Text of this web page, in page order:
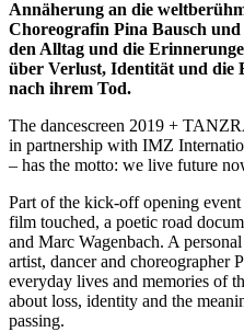
Annäherung an die
Choreografin Pina Bausch
den Alltag und die
über Verlust, Identität und die
nach ihrem Tod.
The dancescreen 2019 +
in partnership with IMZ
– has the motto: we live future
Part of the kick-off opening
film touched, a poetic road
and Marc Wagenbach. A
artist, dancer and choreographer
everyday lives and memories of
about loss, identity and the
passing.